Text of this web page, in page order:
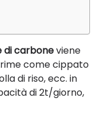
di carboneviene
come cippato
di riso, ecc. in
di 2t/giorno,